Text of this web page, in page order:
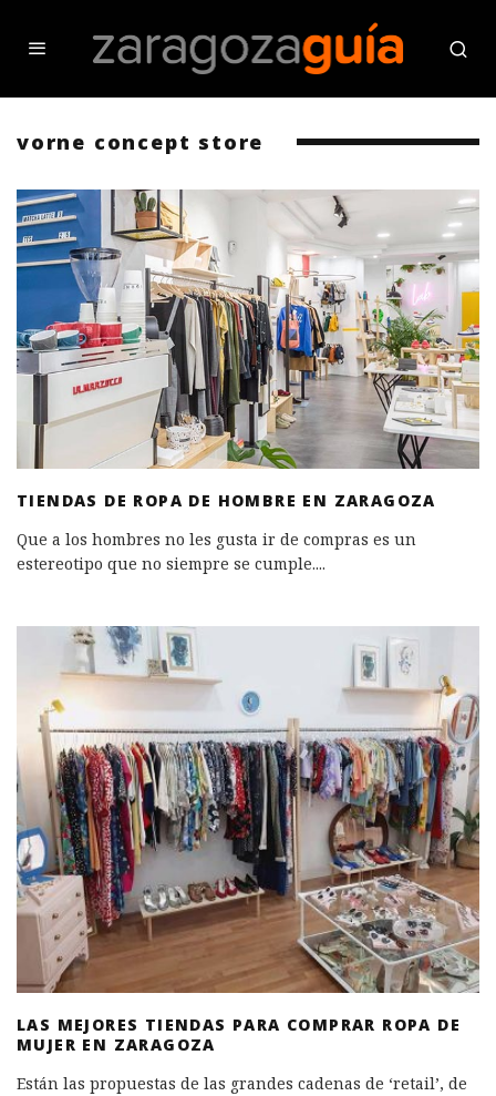
vorne concept store
TIENDAS DE ROPA DE HOMBRE EN ZARAGOZA
Que a los hombres no les gusta ir de compras es un
estereotipo que no siempre se cumple....
LAS MEJORES TIENDAS PARA COMPRAR ROPA DE
MUJER EN ZARAGOZA
Están las propuestas de las grandes cadenas de ‘retail’, de